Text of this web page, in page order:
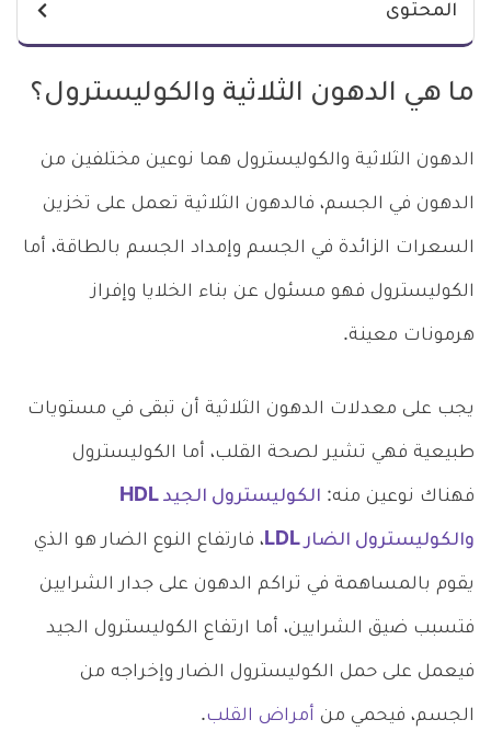
المحتوى
ما هي الدهون الثلاثية والكوليسترول؟
الدهون الثلاثية والكوليسترول هما نوعين مختلفين من
الدهون في الجسم، فالدهون الثلاثية تعمل على تخزين
السعرات الزائدة في الجسم وإمداد الجسم بالطاقة، أما
الكوليسترول فهو مسئول عن بناء الخلايا وإفراز
هرمونات معينة.
يجب على معدلات الدهون الثلاثية أن تبقى في مستويات
طبيعية فهي تشير لصحة القلب، أما الكوليسترول
فهناك نوعين منه: الكوليسترول الجيد HDL
والكوليسترول الضار LDL ، فارتفاع النوع الضار هو الذي
يقوم بالمساهمة في تراكم الدهون على جدار الشرايين
فتسبب ضيق الشرايين، أما ارتفاع الكوليسترول الجيد
فيعمل على حمل الكوليسترول الضار وإخراجه من
الجسم، فيحمي من أمراض القلب.